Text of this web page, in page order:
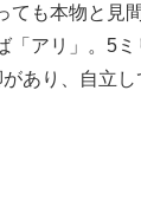
も本物と見
「アリ」。5
あり、自立し